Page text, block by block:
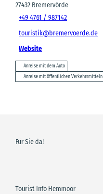
27432 Bremervörde
+49 4761 / 987142
touristik@bremervoerde.de
Website
Anreise mit dem Auto
Anreise mit öffentlichen Verkehrsmitteln
Für Sie da!
Tourist Info Hemmoor